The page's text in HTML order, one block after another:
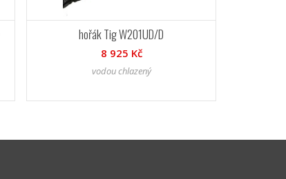
hořák Tig W201UD/D
8 925 Kč
vodou chlazený